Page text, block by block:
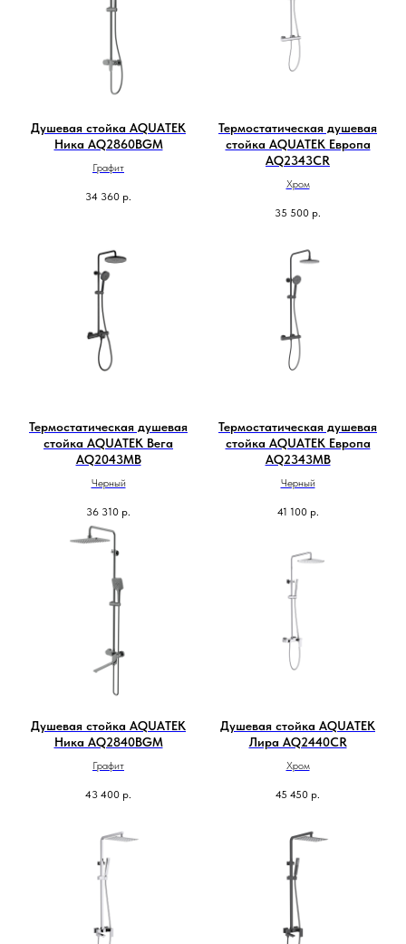
Душевая стойка AQUATEK
Ника AQ2860BGM
Графит
34 360 р.
Термостатическая душевая
стойка AQUATEK Европа
AQ2343CR
Хром
35 500 р.
Термостатическая душевая
стойка AQUATEK Вега
AQ2043MB
Черный
36 310 р.
Термостатическая душевая
стойка AQUATEK Европа
AQ2343MB
Черный
41 100 р.
Душевая стойка AQUATEK
Ника AQ2840BGM
Графит
43 400 р.
Душевая стойка AQUATEK
Лира AQ2440CR
Хром
45 450 р.